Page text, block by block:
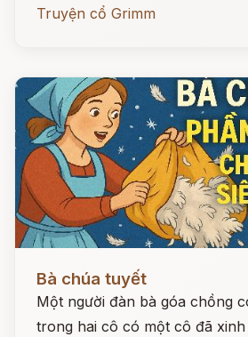
Truyện cổ Grimm
Bà chúa tuyết
Một người đàn bà góa chồng
trong hai cô có một cô đã xinh